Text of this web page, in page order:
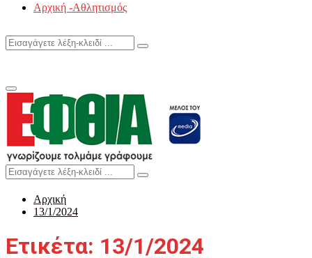
Αρχική -Αθλητισμός
Search
Search
Primary
Menu
Search
for:
Search
Αρχική
13/1/2024
Ετικέτα: 13/1/2024